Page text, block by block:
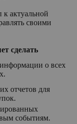
к актуальной
своими
сделать
о всех
отчетов для
событиям.